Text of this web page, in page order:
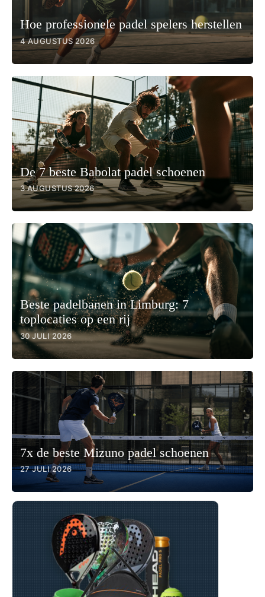
Hoe professionele padel spelers herstellen
4 AUGUSTUS 2026
De 7 beste Babolat padel schoenen
3 AUGUSTUS 2026
Beste padelbanen in Limburg: 7
toplocaties op een rij
30 JULI 2026
7x de beste Mizuno padel schoenen
27 JULI 2026